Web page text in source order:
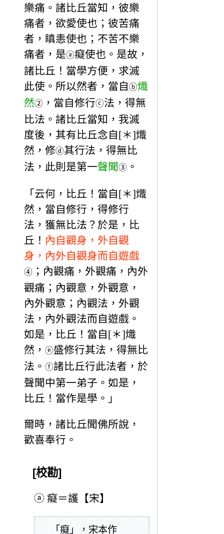
樂痛。諸比丘當知，彼樂
痛者，欲愛使也；彼苦痛
者，瞋恚使也；不苦不樂
痛者，是ⓐ癡使也。是故，
諸比丘！當學方便，求滅
此使。所以然者，當自ⓑ熾
然② ，當自修行ⓒ法，得無
比法。諸比丘當知，我滅
度後，其有比丘念自[＊]熾
然，修ⓓ其行法，得無比
法，此則是第一聲聞③ 。
「云何，比丘！當自[＊]熾
然，當自修行，得修行
法，獲無比法？於是，比
丘！ 內自觀身，外自觀
身，內外自觀身而自遊戲
④ ；內觀痛，外觀痛，內外
觀痛；內觀意，外觀意，
內外觀意；內觀法，外觀
法，內外觀法而自遊戲。
如是，比丘！當自[＊]熾
然， ⓔ盛修行其法，得無比
法。 ⓕ諸比丘行此法者，於
聲聞中第一弟子。如是，
比丘！當作是學。」
爾時，諸比丘聞佛所說，
歡喜奉行。
[校勘]
ⓐ 癡＝護【宋】